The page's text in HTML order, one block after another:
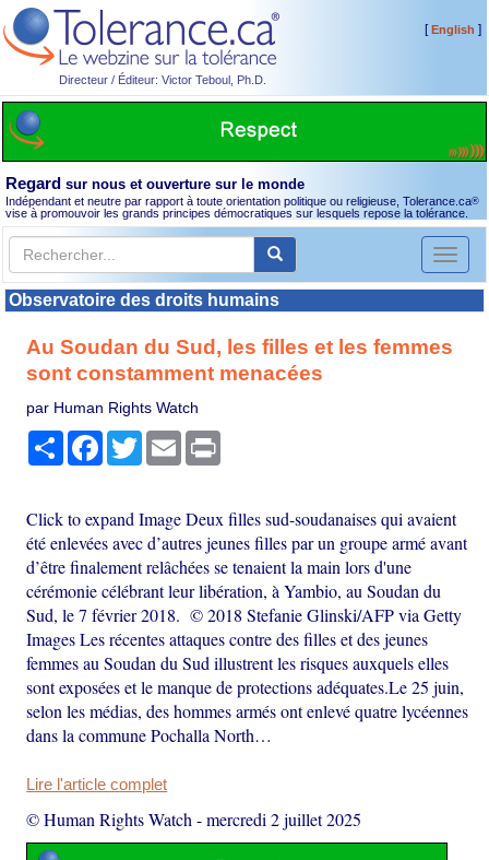
Directeur / Éditeur: Victor Teboul, Ph.D.
[English ]
Regard sur nous et ouverture sur le monde
Indépendant et neutre par rapport à toute orientation politique ou religieuse, Tolerance.ca®
vise à promouvoir les grands principes démocratiques sur lesquels repose la tolérance.
Toggle
Observatoire des droits humains
Au Soudan du Sud, les filles et les femmes
sont constamment menacées
par Human Rights Watch
PartagerFacebook
TwitterEmail
Click to expand Image Deux filles sud-soudanaises qui avaient
été enlevées avec d’autres jeunes filles par un groupe armé avant
d’être finalement relâchées se tenaient la main lors d'une
cérémonie célébrant leur libération, à Yambio, au Soudan du
Sud, le 7 février 2018. © 2018 Stefanie Glinski/AFP via Getty
Images Les récentes attaques contre des filles et des jeunes
femmes au Soudan du Sud illustrent les risques auxquels elles
sont exposées et le manque de protections adéquates.Le 25 juin,
selon les médias, des hommes armés ont enlevé quatre lycéennes
dans la commune Pochalla North…
Lire l'article complet
© Human Rights Watch -mercredi 2 juillet 2025